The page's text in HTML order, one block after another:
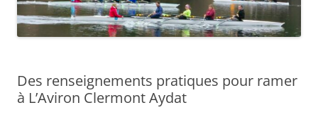
Des renseignements pratiques pour ramer
à L’Aviron Clermont Aydat